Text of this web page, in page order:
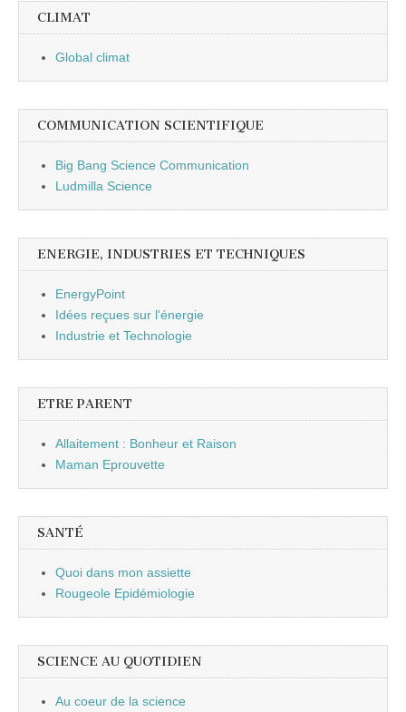
CLIMAT
Global climat
COMMUNICATION SCIENTIFIQUE
Big Bang Science Communication
Ludmilla Science
ENERGIE, INDUSTRIES ET TECHNIQUES
EnergyPoint
Idées reçues sur l'énergie
Industrie et Technologie
ETRE PARENT
Allaitement : Bonheur et Raison
Maman Eprouvette
SANTÉ
Quoi dans mon assiette
Rougeole Epidémiologie
SCIENCE AU QUOTIDIEN
Au coeur de la science